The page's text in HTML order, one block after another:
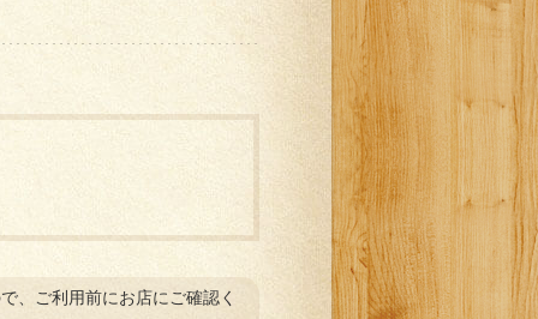
、ご利用前にお店にご確認く